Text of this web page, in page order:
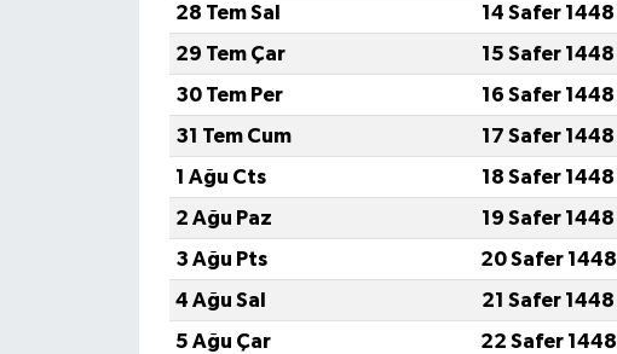
28 Tem Sal
14 Safer 1448
29 Tem Çar
15 Safer 1448
30 Tem Per
16 Safer 1448
31 Tem Cum
17 Safer 1448
1 Ağu Cts
18 Safer 1448
2 Ağu Paz
19 Safer 1448
3 Ağu Pts
20 Safer 1448
4 Ağu Sal
21 Safer 1448
5 Ağu Çar
22 Safer 1448